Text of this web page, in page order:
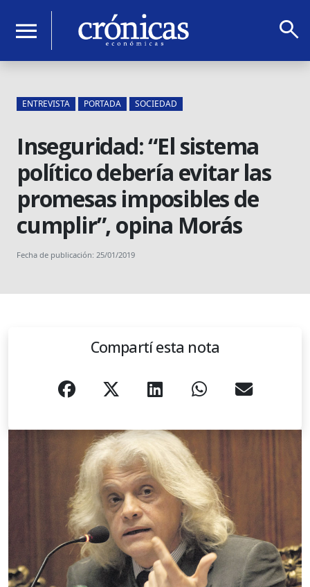
menu search
ENTREVISTA PORTADA SOCIEDAD
Inseguridad: “El sistema
político debería evitar las
promesas imposibles de
cumplir”, opina Morás
Fecha de publicación: 25/01/2019
Compartí esta nota